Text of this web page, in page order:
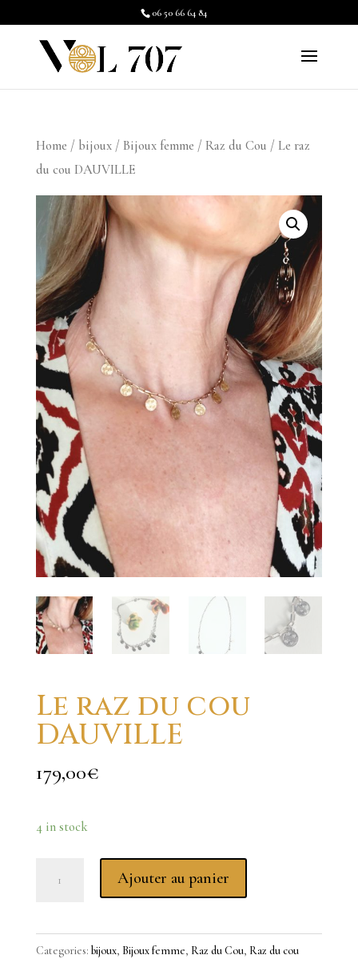
06 50 66 64 84
Home / bijoux/ Bijoux femme / Raz du Cou / Le raz
du cou DAUVILLE
Le raz du cou
DAUVILLE
179,00€
4 in stock
Ajouter au panier
Categories: bijoux, Bijoux femme, Raz du Cou, Raz du cou